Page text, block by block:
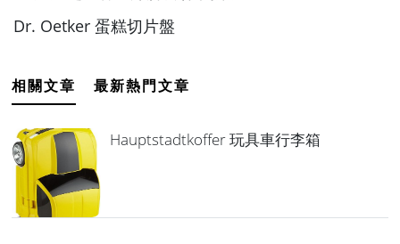
Dr. Oetker 蛋糕切片盤
相關文章 最新熱門文章
Hauptstadtkoffer 玩具車行李箱